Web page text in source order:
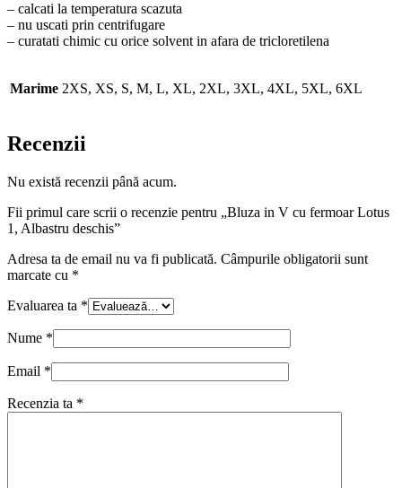
– calcati la temperatura scazuta
– nu uscati prin centrifugare
– curatati chimic cu orice solvent in afara de tricloretilena
Marime 2XS, XS, S, M, L, XL, 2XL, 3XL, 4XL, 5XL, 6XL
Recenzii
Nu există recenzii până acum.
Fii primul care scrii o recenzie pentru „Bluza in V cu fermoar Lotus
1, Albastru deschis”
Adresa ta de email nu va fi publicată. Câmpurile obligatorii sunt
marcate cu *
Evaluarea ta *
Nume *
Email *
Recenzia ta *